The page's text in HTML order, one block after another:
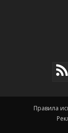
Правила